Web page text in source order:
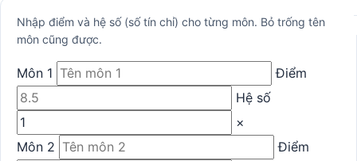
Máy
tính
Nhập điểm và hệ số (số tín chỉ) cho từng môn. Bỏ trống tên
môn cũng được.
Môn 1
Điểm
Hệ số
×
Môn 2
Điểm